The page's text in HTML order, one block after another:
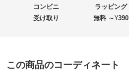
送料・送料種
基本配送料：¥880
★★
★★★
コンビニ
受け取り
ラッピング
無料 ～¥390
この商品のコーディネート